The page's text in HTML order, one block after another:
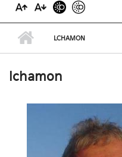
LCHAMON
lchamon